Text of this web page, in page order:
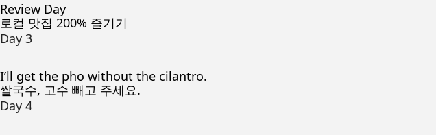
Review Day
로컬 맛집 200% 즐기기
Day 3
I’ll get the pho without the cilantro.
쌀국수, 고수 빼고 주세요.
Day 4